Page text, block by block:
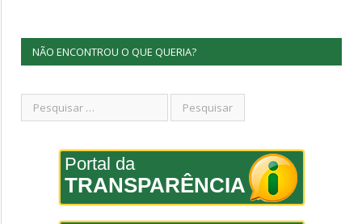
NÃO ENCONTROU O QUE QUERIA?
Portal da
TRANSPARÊNCIA